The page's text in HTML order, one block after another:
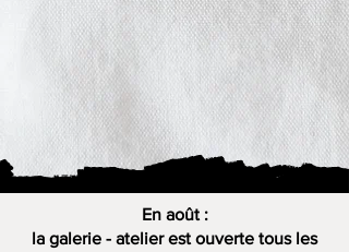
En août :
la galerie - atelier est ouverte tous les